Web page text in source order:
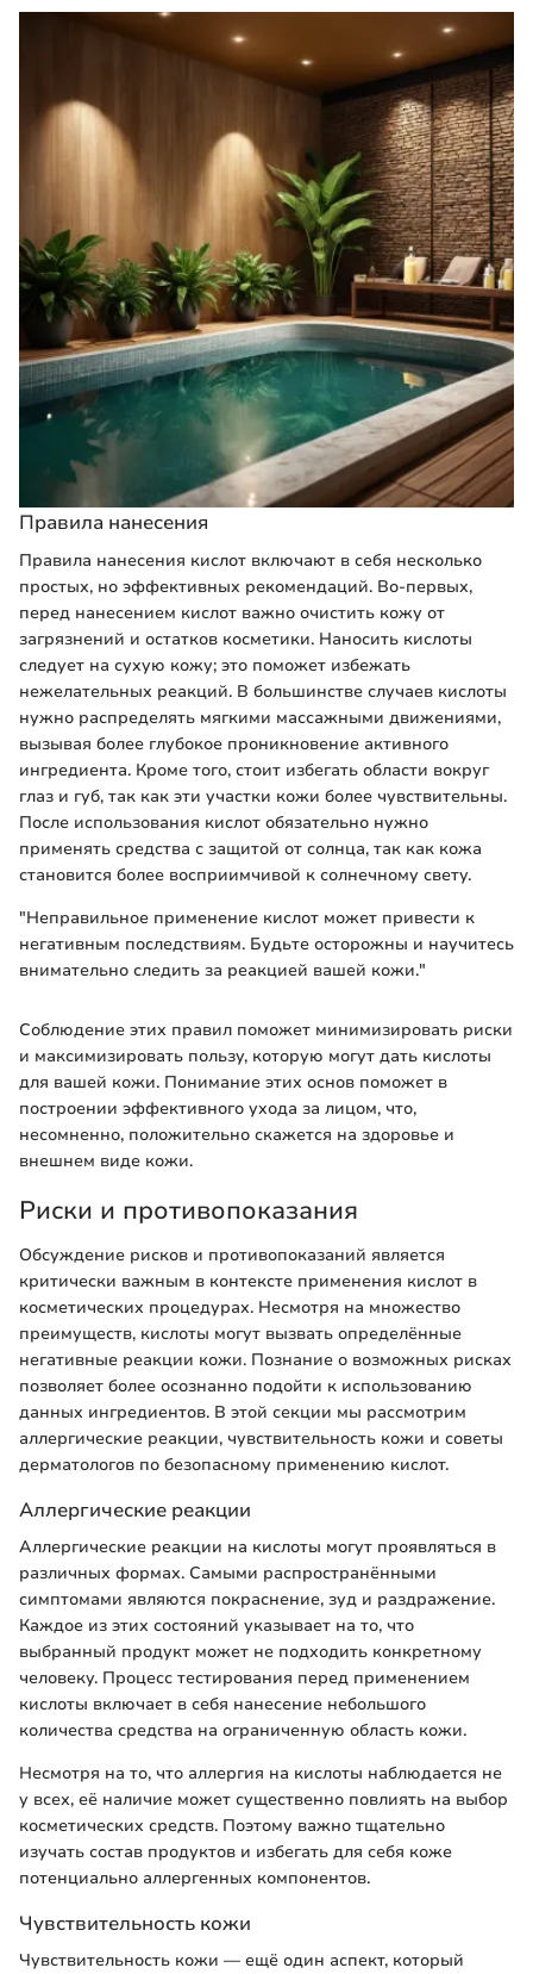
Правила нанесения
Правила нанесения кислот включают в себя несколько
простых, но эффективных рекомендаций. Во-первых,
перед нанесением кислот важно очистить кожу от
загрязнений и остатков косметики. Наносить кислоты
следует на сухую кожу; это поможет избежать
нежелательных реакций. В большинстве случаев кислоты
нужно распределять мягкими массажными движениями,
вызывая более глубокое проникновение активного
ингредиента. Кроме того, стоит избегать области вокруг
глаз и губ, так как эти участки кожи более чувствительны.
После использования кислот обязательно нужно
применять средства с защитой от солнца, так как кожа
становится более восприимчивой к солнечному свету.
"Неправильное применение кислот может привести к
негативным последствиям. Будьте осторожны и научитесь
внимательно следить за реакцией вашей кожи."
Соблюдение этих правил поможет минимизировать риски
и максимизировать пользу, которую могут дать кислоты
для вашей кожи. Понимание этих основ поможет в
построении эффективного ухода за лицом, что,
несомненно, положительно скажется на здоровье и
внешнем виде кожи.
Риски и противопоказания
Обсуждение рисков и противопоказаний является
критически важным в контексте применения кислот в
косметических процедурах. Несмотря на множество
преимуществ, кислоты могут вызвать определённые
негативные реакции кожи. Познание о возможных рисках
позволяет более осознанно подойти к использованию
данных ингредиентов. В этой секции мы рассмотрим
аллергические реакции, чувствительность кожи и советы
дерматологов по безопасному применению кислот.
Аллергические реакции
Аллергические реакции на кислоты могут проявляться в
различных формах. Самыми распространёнными
симптомами являются покраснение, зуд и раздражение.
Каждое из этих состояний указывает на то, что
выбранный продукт может не подходить конкретному
человеку. Процесс тестирования перед применением
кислоты включает в себя нанесение небольшого
количества средства на ограниченную область кожи.
Несмотря на то, что аллергия на кислоты наблюдается не
у всех, её наличие может существенно повлиять на выбор
косметических средств. Поэтому важно тщательно
изучать состав продуктов и избегать для себя коже
потенциально аллергенных компонентов.
Чувствительность кожи
Чувствительность кожи — ещё один аспект, который